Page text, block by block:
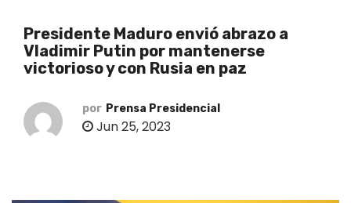
Presidente Maduro envió abrazo a
Vladimir Putin por mantenerse
victorioso y con Rusia en paz
por Prensa Presidencial
Jun 25, 2023